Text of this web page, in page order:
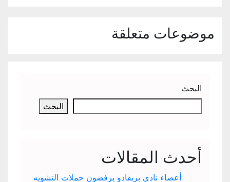
موضوعات متعلقة
البحث
البحث
أحدث المقالات
أعضاء نادي بريفادو يرفضون حملات التشويه